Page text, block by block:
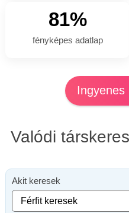
81%
fényképes adatlap
Ingyenes
Valódi
Akit keresek